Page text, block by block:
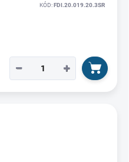
KÓD:FDI.20.019.20.3SR
+
−